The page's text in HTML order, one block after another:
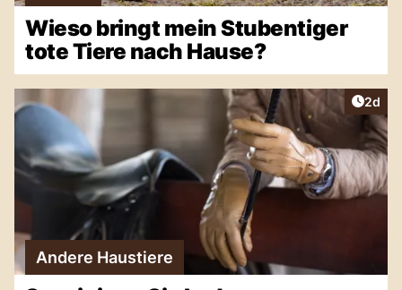
Wieso bringt mein Stubentiger
tote Tiere nach Hause?
2d
Andere Haustiere